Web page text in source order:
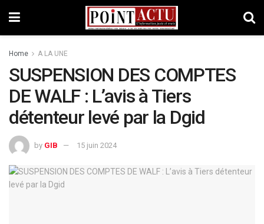
Home A LA UNE
SUSPENSION DES COMPTES
DE WALF : L’avis à Tiers
détenteur levé par la Dgid
by GIB 15 juin 2024